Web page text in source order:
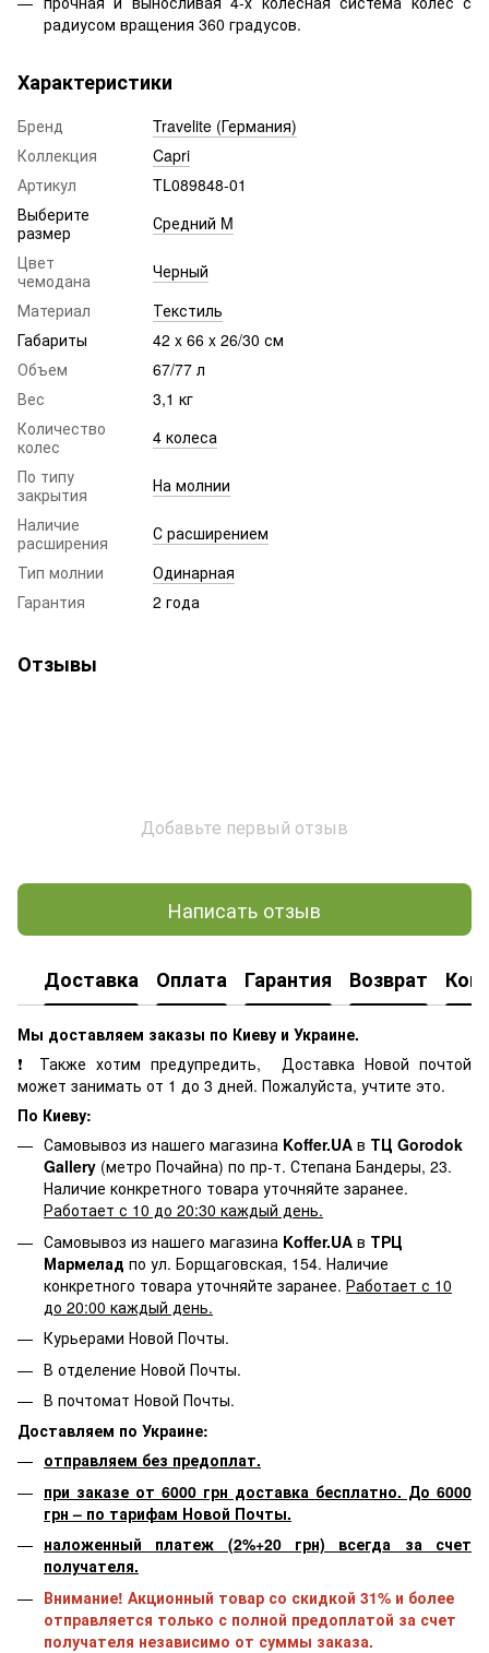
радиусом вращения 360 градусов.
Характеристики
Бренд
Travelite (Германия)
Коллекция
Capri
Артикул
TL089848-01
Выберите
размер
Средний M
Цвет
чемодана
Черный
Материал
Текстиль
Габариты
42 x 66 x 26/30 см
Объем
67/77 л
Вес
3,1 кг
Количество
колес
4 колеса
По типу
закрытия
На молнии
Наличие
расширения
С расширением
Тип молнии
Одинарная
Гарантия
2 года
Отзывы
Добавьте первый отзыв
Написать отзыв
Доставка Оплата Гарантия Возврат
Мы доставляем заказы по Киеву и Украине.
❗ Также хотим предупредить, Доставка Новой почтой
может занимать от 1 до 3 дней. Пожалуйста, учтите это.
По Киеву:
Самовывоз из нашего магазина Koffer.UA в ТЦ Gorodok
Gallery (метро Почайна) по пр-т. Степана Бандеры, 23.
Наличие конкретного товара уточняйте заранее.
Работает с 10 до 20:30 каждый день.
Самовывоз из нашего магазина Koffer.UA в ТРЦ
Мармелад по ул. Борщаговская, 154. Наличие
конкретного товара уточняйте заранее. Работает с 10
до 20:00 каждый день.
Курьерами Новой Почты.
В отделение Новой Почты.
В почтомат Новой Почты.
Доставляем по Украине:
отправляем без предоплат.
при заказе от 6000 грн доставка бесплатно. До 6000
грн – по тарифам Новой Почты.
наложенный платеж (2%+20 грн) всегда за счет
получателя.
Внимание! Акционный товар со скидкой 31% и более
отправляется только с полной предоплатой за счет
получателя независимо от суммы заказа.